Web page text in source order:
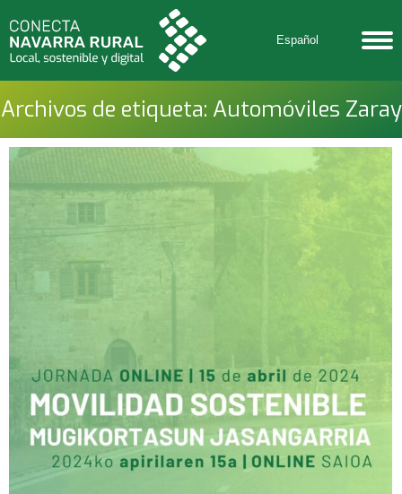
Español
Archivos de etiqueta: Automóviles Zaray